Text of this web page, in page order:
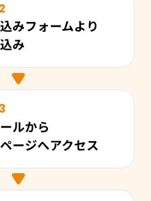
みフォームより
み
ルから
ージへアクセス